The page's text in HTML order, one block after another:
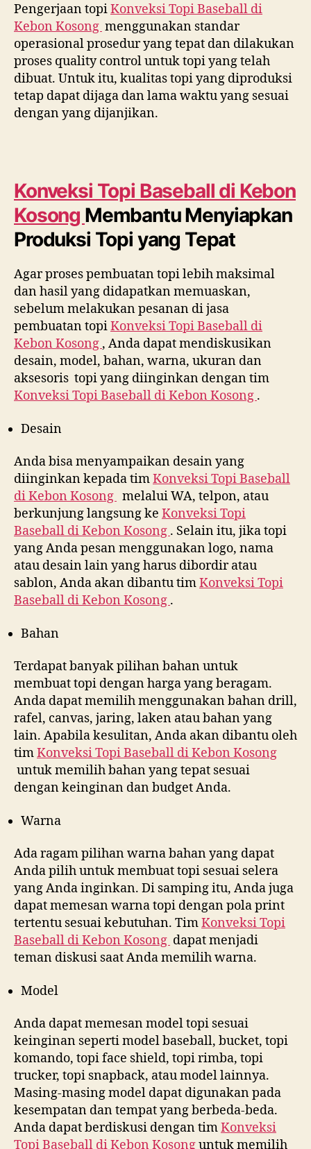
Pengerjaan topiKonveksi Topi Baseball di
Kebon Kosong menggunakan standar
operasional prosedur yang tepat dan dilakukan
proses quality control untuk topi yang telah
dibuat. Untuk itu, kualitas topi yang diproduksi
tetap dapat dijaga dan lama waktu yang sesuai
dengan yang dijanjikan.
Konveksi Topi Baseball di Kebon
Kosong Membantu Menyiapkan
Produksi Topi yang Tepat
Agar proses pembuatan topi lebih maksimal
dan hasil yang didapatkan memuaskan,
sebelum melakukan pesanan di jasa
pembuatan topiKonveksi Topi Baseball di
Kebon Kosong , Anda dapat mendiskusikan
desain, model, bahan, warna, ukuran dan
aksesoris topi yang diinginkan dengan tim
Konveksi Topi Baseball diKebon Kosong .
Desain
Anda bisa menyampaikan desain yang
diinginkan kepada timKonveksi Topi Baseball
diKebon Kosong melalui WA, telpon, atau
berkunjung langsung ke Konveksi Topi
Baseball diKebon Kosong . Selain itu, jika topi
yang Anda pesan menggunakan logo, nama
atau desain lain yang harus dibordir atau
sablon, Anda akan dibantu timKonveksi Topi
Baseball diKebon Kosong .
Bahan
Terdapat banyak pilihan bahan untuk
membuat topi dengan harga yang beragam.
Anda dapat memilih menggunakan bahan drill,
rafel, canvas, jaring, laken atau bahan yang
lain. Apabila kesulitan, Anda akan dibantu oleh
timKonveksi Topi Baseball diKebon Kosong
untuk memilih bahan yang tepat sesuai
dengan keinginan dan budget Anda.
Warna
Ada ragam pilihan warna bahan yang dapat
Anda pilih untuk membuat topi sesuai selera
yang Anda inginkan. Di samping itu, Anda juga
dapat memesan warna topi dengan pola print
tertentu sesuai kebutuhan. TimKonveksi Topi
Baseball diKebon Kosong dapat menjadi
teman diskusi saat Anda memilih warna.
Model
Anda dapat memesan model topi sesuai
keinginan seperti model baseball, bucket, topi
komando, topi face shield, topi rimba, topi
trucker, topi snapback, atau model lainnya.
Masing-masing model dapat digunakan pada
kesempatan dan tempat yang berbeda-beda.
Anda dapat berdiskusi dengan timKonveksi
Topi Baseball diKebon Kosonguntuk memilih